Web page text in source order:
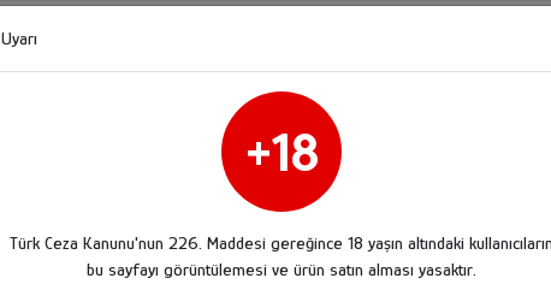
Uyarı
+18
Türk Ceza Kanunu'nun 226. Maddesi gereğince 18 yaşın altındaki kullanıcıların
bu sayfayı görüntülemesi ve ürün satın alması yasaktır.